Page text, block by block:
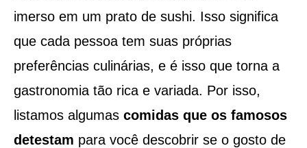
imerso em um prato de sushi. Isso significa
que cada pessoa tem suas próprias
preferências culinárias, e é isso que torna a
gastronomia tão rica e variada. Por isso,
listamos algumas comidas que os famosos
detestam para você descobrir se o gosto de